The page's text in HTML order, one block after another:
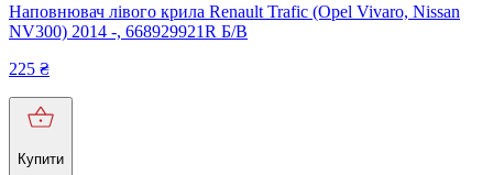
Наповнювач лівого крила Renault Trafic (Opel Vivaro, Nissan
NV300) 2014 -, 668929921R Б/В
225 ₴
Купити